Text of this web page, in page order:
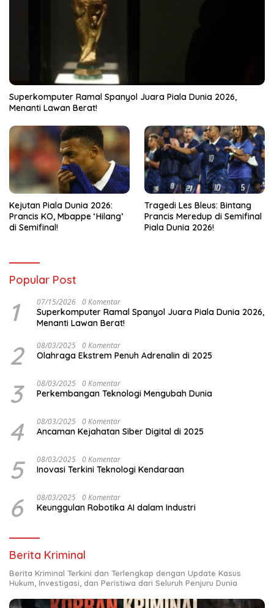
Superkomputer Ramal Spanyol Juara Piala Dunia 2026,
Menanti Lawan Berat!
Kejutan Piala Dunia 2026:
Prancis KO, Mbappe ‘Hilang’
di Semifinal!
Tragedi Les Bleus: Bintang
Prancis Meredup di Semifinal
Piala Dunia 2026!
Popular Post
1 07/15/2026 0 Komentar
Superkomputer Ramal Spanyol Juara Piala Dunia 2026,
Menanti Lawan Berat!
2 08/03/2025 0 Komentar
Olahraga Ekstrem Penuh Adrenalin di 2025
3 08/03/2025 0 Komentar
Perkembangan Teknologi Mengubah Dunia
4 08/03/2025 0 Komentar
Ancaman Kejahatan Siber Digital di 2025
5 08/03/2025 0 Komentar
Inovasi Terkini Teknologi Kendaraan
6 08/03/2025 0 Komentar
Keunggulan Robotika AI dalam Industri
Berita Kriminal
Berita Kriminal Terkini dan Terlengkap dengan Update Kasus
Hukum, Investigasi, dan Peristiwa dari Seluruh Penjuru Dunia